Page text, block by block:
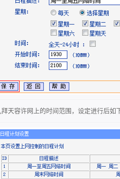
天容许网上的时间范围，设定进行后如